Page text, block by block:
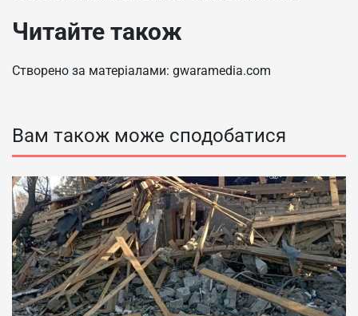
Читайте також
Створено за матеріалами: gwaramedia.com
Вам також може сподобатися